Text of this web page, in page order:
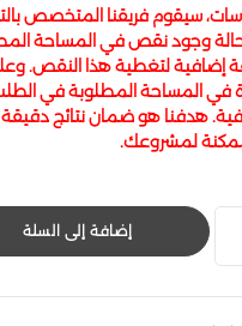
سيقوم فريقنا المتخصص
حالة وجود نقص في المساحة
إضافية لتغطية هذا النقص.
في المساحة المطلوبة في
هدفنا هو ضمان نتائج
لمشروعك.
إضافة إلى السلة